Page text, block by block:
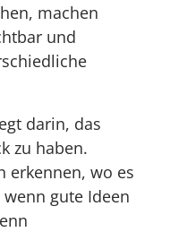
machen
und
darin, das
zu haben.
wo es
gute Ideen